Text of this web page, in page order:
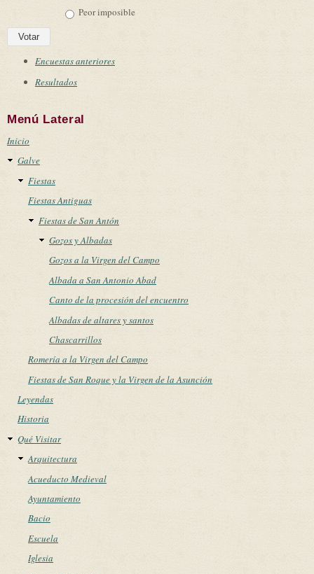
Peor imposible
Encuestas anteriores
Resultados
Menú Lateral
Inicio
Galve
Fiestas
Fiestas Antiguas
Fiestas de San Antón
Gozos y Albadas
Gozos a la Virgen del Campo
Albada a San Antonio Abad
Canto de la procesión del encuentro
Albadas de altares y santos
Chascarrillos
Romería a la Virgen del Campo
Fiestas de San Roque y la Virgen de la Asunción
Leyendas
Historia
Qué Visitar
Arquitectura
Acueducto Medieval
Ayuntamiento
Bacio
Escuela
Iglesia